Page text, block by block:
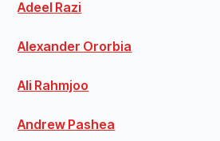
Adeel Razi
Alexander Ororbia
Ali Rahmjoo
Andrew Pashea